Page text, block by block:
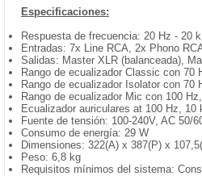
Especificaciones:
Respuesta de frecuencia: 20 Hz - 20
Entradas: 7x Line RCA, 2x Phono
Salidas: Master XLR (balanceada),
Rango de ecualizador Classic con
Rango de ecualizador Isolator con
Rango de ecualizador Mic con 100
Ecualizador auriculares at 100 Hz, 10
Fuente de tensión: 100-240V, AC 50/
Consumo de energía: 29 W
Dimensiones: 322(A) x 387(P) x
Peso: 6,8 kg
Requisitos mínimos del sistema: